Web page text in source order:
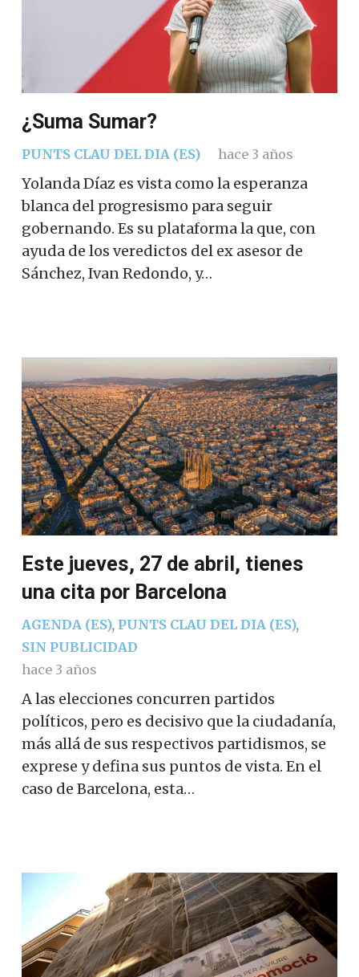
¿Suma Sumar?
PUNTS CLAU DEL DIA (ES) hace 3 años
Yolanda Díaz es vista como la esperanza
blanca del progresismo para seguir
gobernando. Es su plataforma la que, con
ayuda de los veredictos del ex asesor de
Sánchez, Ivan Redondo, y…
Este jueves, 27 de abril, tienes
una cita por Barcelona
AGENDA (ES), PUNTS CLAU DEL DIA (ES),
SIN PUBLICIDAD
hace 3 años
A las elecciones concurren partidos
políticos, pero es decisivo que la ciudadanía,
más allá de sus respectivos partidismos, se
exprese y defina sus puntos de vista. En el
caso de Barcelona, ​​esta…